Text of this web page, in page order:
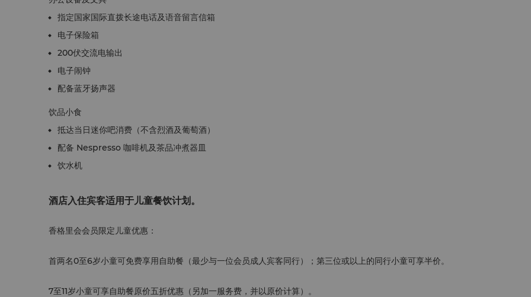
指定国家国际直拨长途电话及语音留言信箱
电子保险箱
200伏交流电输出
电子闹钟
配备蓝牙扬声器
饮品小食
抵达当日迷你吧消费（不含烈酒及葡萄酒）
配备 Nespresso 咖啡机及茶品冲煮器皿
饮水机
酒店入住宾客适用于儿童餐饮计划。
香格里会会员限定儿童优惠：
首两名0至6岁小童可免费享用自助餐（最少与一位会员成人宾客同行）；第三位或以上的同行小童可享半价。
7至11岁小童可享自助餐原价五折优惠（另加一服务费，并以原价计算）。